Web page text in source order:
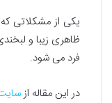
یکی از مشکلاتی که
ظاهری زیبا و
فرد می شود.
در این مقاله از